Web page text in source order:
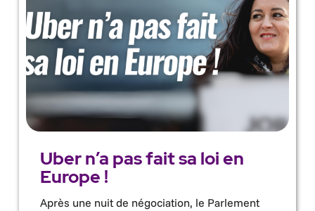
Uber n’a pas fait sa loi en
Europe !
Après une nuit de négociation, le Parlement